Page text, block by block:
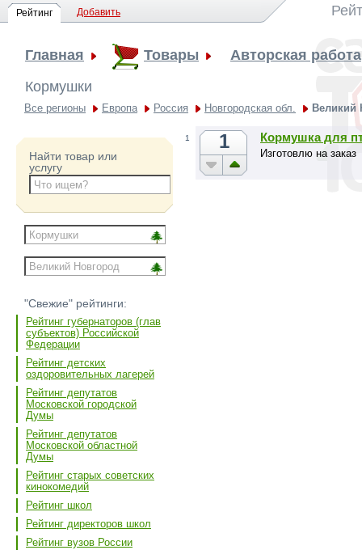
Рейтинг Добавить
Главная Товары Авторская работа
Кормушки
Все регионы Европа Россия Новгородская обл. Великий
Найти товар или
услугу
"Свежие" рейтинги:
Рейтинг губернаторов (глав
субъектов) Российской
Федерации
Рейтинг детских
оздоровительных лагерей
Рейтинг депутатов
Московской городской
Думы
Рейтинг депутатов
Московской областной
Думы
Рейтинг старых советских
кинокомедий
Рейтинг школ
Рейтинг директоров школ
Рейтинг вузов России
1 1 Кормушка для
Изготовлю на заказ